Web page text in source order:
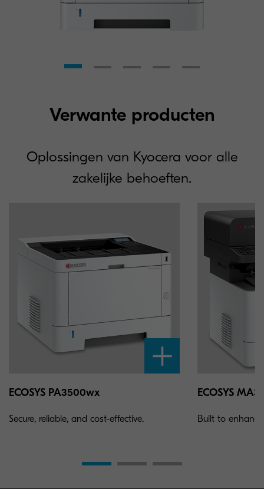
Verwante producten
Oplossingen van Kyocera voor alle
zakelijke behoeften.
ECOSYS PA3500wx
Secure, reliable, and cost-effective.
ECOSYS
Built to